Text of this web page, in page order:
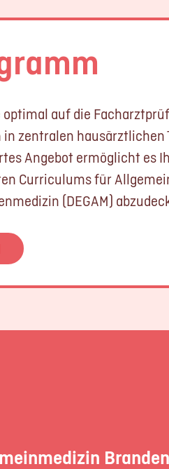
auf die
in zentralen
Angebot ermöglicht es
Curriculums für
(DEGAM)